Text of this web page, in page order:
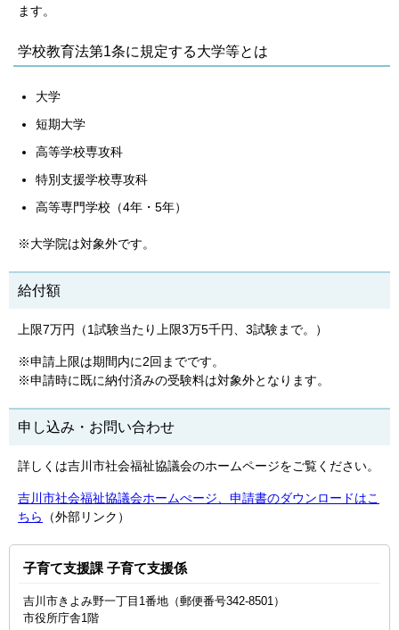
ます。
学校教育法第1条に規定する大学等とは
大学
短期大学
高等学校専攻科
特別支援学校専攻科
高等専門学校（4年・5年）
※大学院は対象外です。
給付額
上限7万円（1試験当たり上限3万5千円、3試験まで。）
※申請上限は期間内に2回までです。
※申請時に既に納付済みの受験料は対象外となります。
申し込み・お問い合わせ
詳しくは吉川市社会福祉協議会のホームページをご覧ください。
吉川市社会福祉協議会ホームぺージ、申請書のダウンロードはこ
ちら
（外部リンク）
子育て支援課 子育て支援係
吉川市きよみ野一丁目1番地（郵便番号342-8501）
市役所庁舎1階